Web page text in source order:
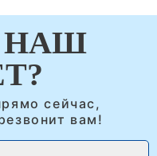
НАШ
сейчас,
вам!